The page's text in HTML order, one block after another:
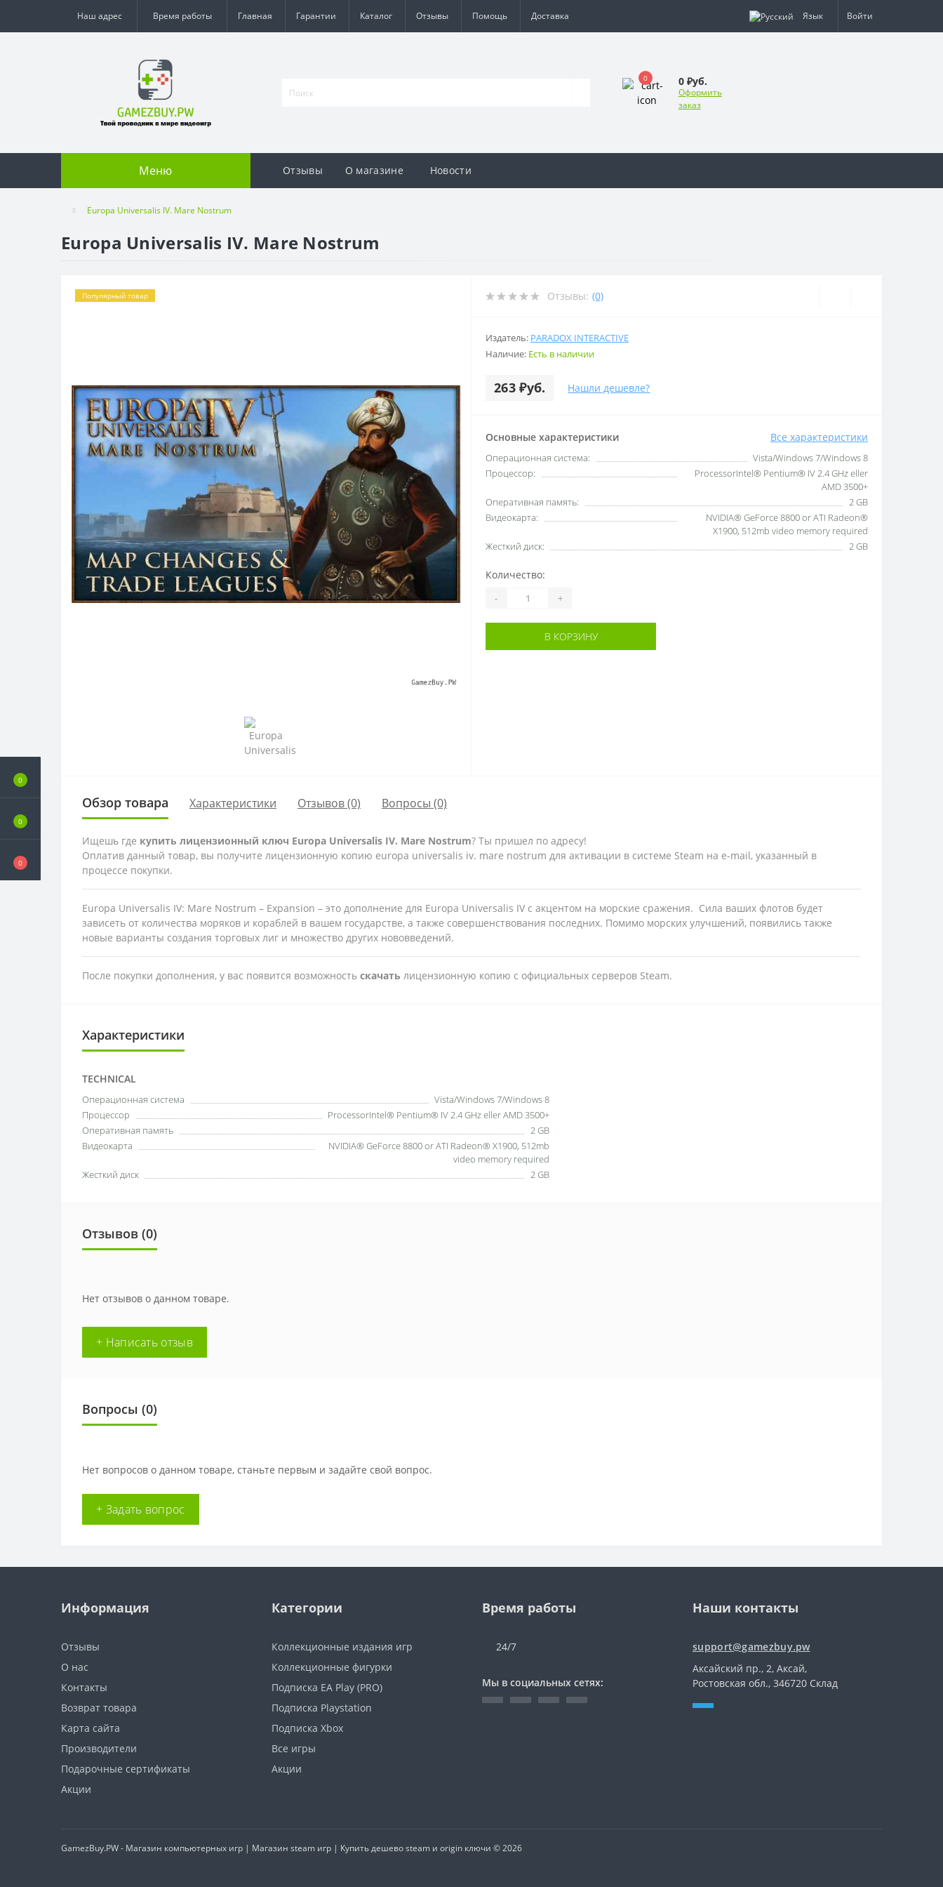
0
0
0
Наш адрес Время работы Главная Гарантии Каталог Отзывы Помощь Доставка Язык Войти
0 0 ₽уб.
Оформить
заказ
Меню Отзывы О магазине Новости
Europa Universalis IV. Mare Nostrum
Europa Universalis IV. Mare Nostrum
Популярный товар Отзывы: (0)
Издатель: PARADOX INTERACTIVE
Наличие: Есть в наличии
263 ₽уб. Нашли дешевле?
Основные характеристики Все характеристики
Операционная система:
Vista/Windows 7/Windows 8
Процессор:
ProcessorIntel® Pentium® IV 2.4 GHz eller
AMD 3500+
Оперативная память:
2 GB
Видеокарта:
NVIDIA® GeForce 8800 or ATI Radeon®
X1900, 512mb video memory required
Жесткий диск:
2 GB
Количество:
- +
В КОРЗИНУ
Обзор товара Характеристики Отзывов (0) Вопросы (0)
Ищешь где купить лицензионный ключ Europa Universalis IV. Mare Nostrum? Ты пришел по адресу!
Оплатив данный товар, вы получите лицензионную копию europa universalis iv. mare nostrum для активации в системе Steam на e-mail, указанный в
процессе покупки.
Europa Universalis IV: Mare Nostrum – Expansion – это дополнение для Europa Universalis IV с акцентом на морские сражения. Сила ваших флотов будет
зависеть от количества моряков и кораблей в вашем государстве, а также совершенствования последних. Помимо морских улучшений, появились также
новые варианты создания торговых лиг и множество других нововведений.
После покупки дополнения, у вас появится возможность скачать лицензионную копию с официальных серверов Steam.
Характеристики
TECHNICAL
Операционная система
Vista/Windows 7/Windows 8
Процессор
ProcessorIntel® Pentium® IV 2.4 GHz eller AMD 3500+
Оперативная память
2 GB
Видеокарта
NVIDIA® GeForce 8800 or ATI Radeon® X1900, 512mb
video memory required
Жесткий диск
2 GB
Отзывов (0)
Нет отзывов о данном товаре.
+ Написать отзыв
Вопросы (0)
Нет вопросов о данном товаре, станьте первым и задайте свой вопрос.
+ Задать вопрос
Информация
Отзывы
О нас
Контакты
Возврат товара
Карта сайта
Производители
Подарочные сертификаты
Акции
Категории
Коллекционные издания игр
Коллекционные фигурки
Подписка EA Play (PRO)
Подписка Playstation
Подписка Xbox
Все игры
Акции
Время работы
24/7
Мы в социальных сетях:
Наши контакты
support@gamezbuy.pw
Аксайский пр., 2, Аксай,
Ростовская обл., 346720 Склад
GamezBuy.PW - Магазин компьютерных игр | Магазин steam игр | Купить дешево steam и origin ключи © 2026